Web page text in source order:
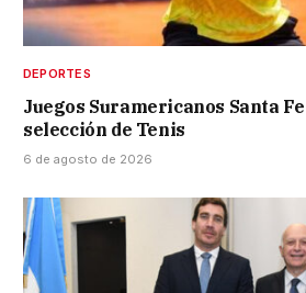
DEPORTES
Juegos Suramericanos Santa
selección de Tenis
6 de agosto de 2026